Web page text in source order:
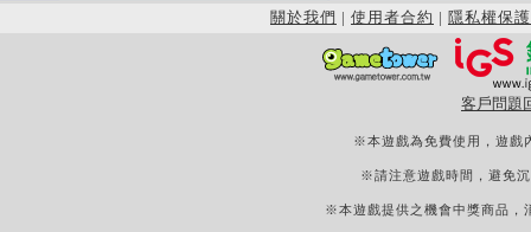
關於我們 | 使用者合約 | 隱私權保護
客戶問題
※本遊戲為免費使用，遊戲
※請注意遊戲時間，避免
※本遊戲提供之機會中獎商品，